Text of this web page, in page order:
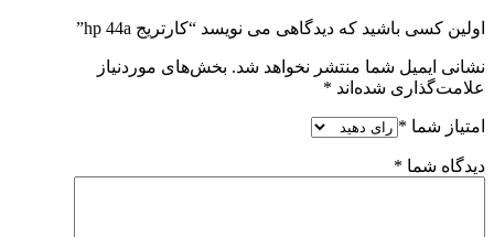
اولین کسی باشید که دیدگاهی می نویسد “کارتریج hp 44a”
نشانی ایمیل شما منتشر نخواهد شد. بخش‌های موردنیاز
علامت‌گذاری شده‌اند *
امتیاز شما *
دیدگاه شما *